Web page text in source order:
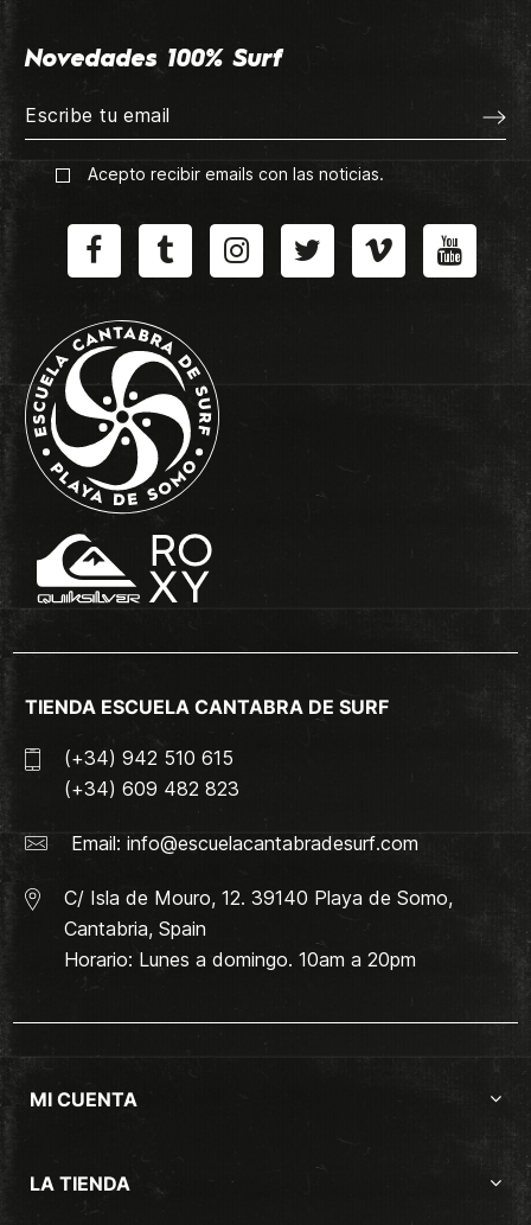
Novedades 100% Surf
Acepto recibir emails con las noticias.
TIENDA ESCUELA CANTABRA DE SURF
(+34) 942 510 615
(+34) 609 482 823
Email: info@escuelacantabradesurf.com
C/ Isla de Mouro, 12. 39140 Playa de Somo,
Cantabria, Spain
Horario: Lunes a domingo. 10am a 20pm
MI CUENTA
LA TIENDA